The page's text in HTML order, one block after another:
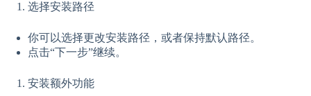
选择安装路径
你可以选择更改安装路径，或者保持默认路径。
点击“下一步”继续。
安装额外功能